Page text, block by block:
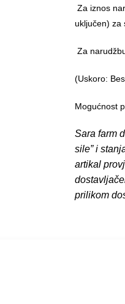
Za iznos
uključen) za
Za
(Uskoro:
Mogućnost
Sara farm
sile” i
artikal
prilikom